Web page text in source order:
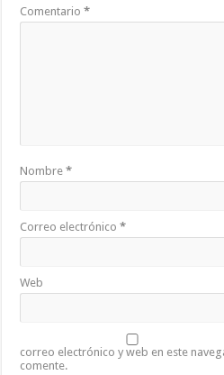
Comentario*
Nombre*
Correo electrónico*
Web
correo electrónico y web en este
comente.